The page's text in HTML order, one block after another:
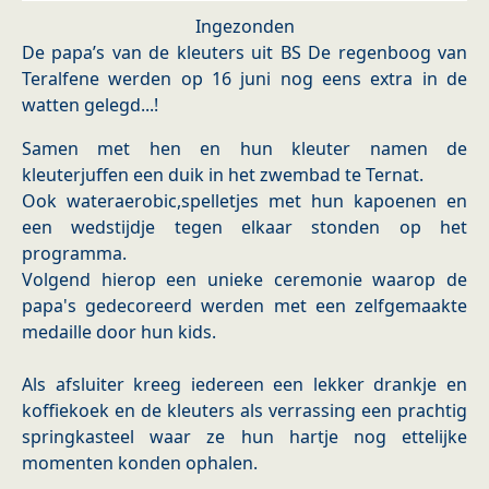
Ingezonden
De papa’s van de kleuters uit BS De regenboog van
Teralfene werden op 16 juni nog eens extra in de
watten gelegd...!
Samen met hen en hun kleuter namen de
kleuterjuffen een duik in het zwembad te Ternat.
Ook wateraerobic,spelletjes met hun kapoenen en
een wedstijdje tegen elkaar stonden op het
programma.
Volgend hierop een unieke ceremonie waarop de
papa's gedecoreerd werden met een zelfgemaakte
medaille door hun kids.
Als afsluiter kreeg iedereen een lekker drankje en
koffiekoek en de kleuters als verrassing een prachtig
springkasteel waar ze hun hartje nog ettelijke
momenten konden ophalen.